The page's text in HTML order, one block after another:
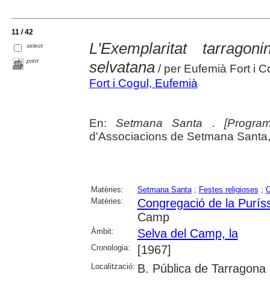
11 / 42
select
print
L'Exemplaritat
selvatana/ per Eufemià Fort i
Fort i Cogul, Eufemià
En: Setmana Santa .
d'Associacions de Setmana
Matèries: Setmana Santa; Festes religioses ;
Matèries:
Congregació de la
Camp
Àmbit: Selva del Camp, la
Cronologia: [1967]
Localització: B. Pública de Tarragona